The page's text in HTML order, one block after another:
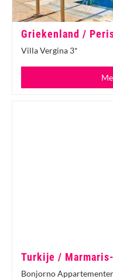
Griekenland /
Villa Vergina 3*
Turkije /
Bonjorno